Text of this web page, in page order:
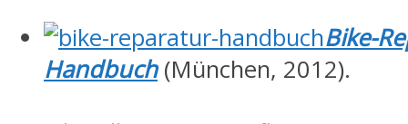
Bike-
Handbuch (München, 2012).